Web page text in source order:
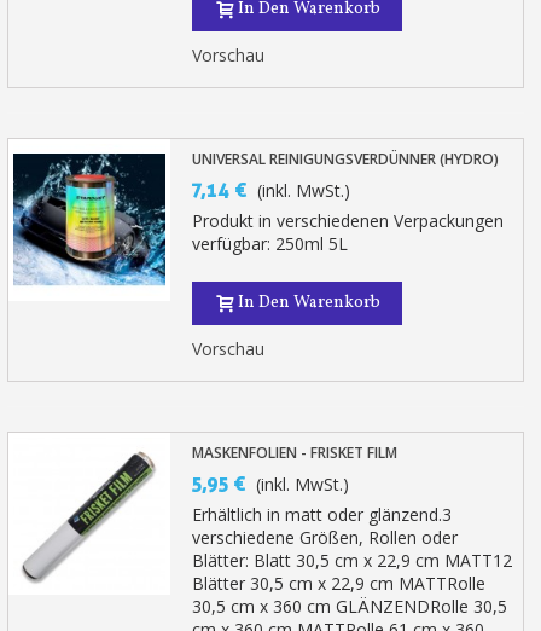
In Den Warenkorb
Vorschau
UNIVERSAL REINIGUNGSVERDÜNNER (HYDRO)
7,14 € (inkl. MwSt.)
Produkt in verschiedenen Verpackungen
verfügbar: 250ml 5L
In Den Warenkorb
Vorschau
MASKENFOLIEN - FRISKET FILM
5,95 € (inkl. MwSt.)
Erhältlich in matt oder glänzend.3
verschiedene Größen, Rollen oder
Blätter: Blatt 30,5 cm x 22,9 cm MATT12
Blätter 30,5 cm x 22,9 cm MATTRolle
30,5 cm x 360 cm GLÄNZENDRolle 30,5